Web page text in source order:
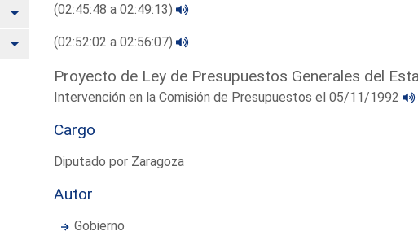
Alternar
Alternar
(02:45:48 a 02:49:13)
(02:52:02 a 02:56:07)
Proyecto de Ley de Presupuestos Generales del
Intervención en la Comisión de Presupuestos el 05/11/1992
Cargo
Diputado por Zaragoza
Autor
Gobierno